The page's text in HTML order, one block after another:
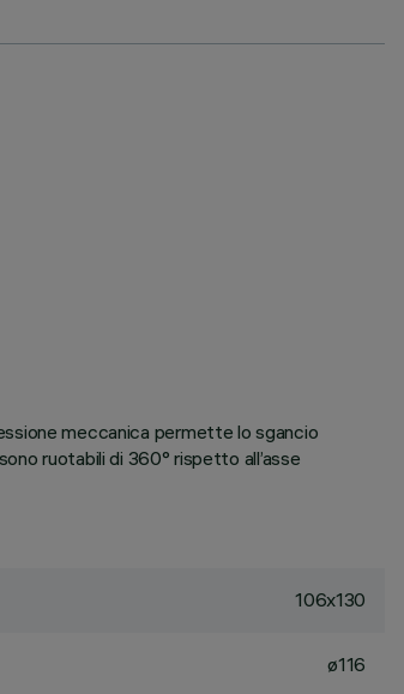
meccanica permette lo sgancio
ruotabili di 360° rispetto all’asse
106x130
ø116